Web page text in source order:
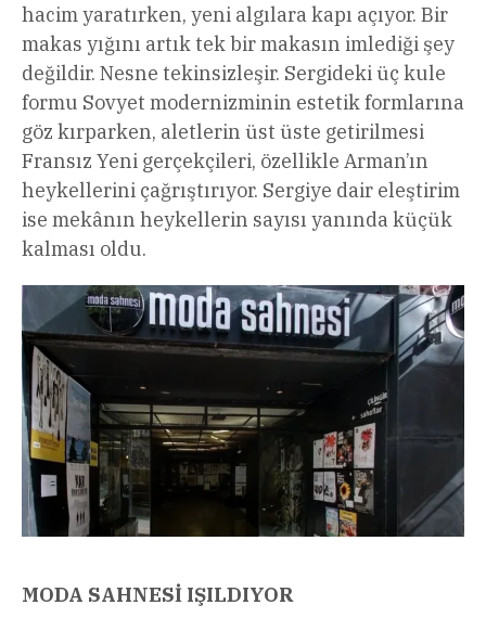
hacim yaratırken, yeni algılara kapı açıyor. Bir
makas yığını artık tek bir makasın imlediği şey
değildir. Nesne tekinsizleşir. Sergideki üç kule
formu Sovyet modernizminin estetik formlarına
göz kırparken, aletlerin üst üste getirilmesi
Fransız Yeni gerçekçileri, özellikle Arman’ın
heykellerini çağrıştırıyor. Sergiye dair eleştirim
ise mekânın heykellerin sayısı yanında küçük
kalması oldu.
MODA SAHNESİ IŞILDIYOR